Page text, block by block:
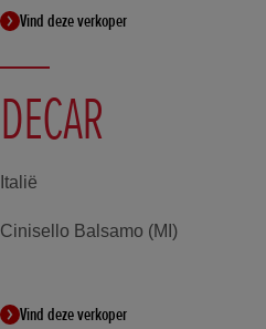
Vind deze verkoper
DECAR
Italië
Cinisello Balsamo (MI)
Vind deze verkoper